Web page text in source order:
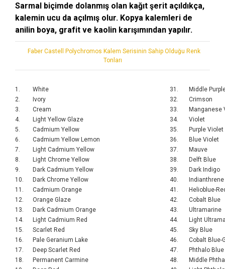
Sarmal biçimde dolanmış olan kağıt şerit açıldıkça,
kalemin ucu da açılmış olur. Kopya kalemleri de
anilin boya, grafit ve kaolin karışımından yapılır.
Faber Castell Polychromos Kalem Serisinin Sahip Olduğu Renk
Tonları
1. White 31.
Middle
2.
Ivory 32.
Crimson
3.
Cream 33.
Manganese
4.
Light Yellow Glaze 34.
Violet
5.
Cadmium Yellow 35.
Purple Violet
6.
Cadmium Yellow Lemon 36.
Blue Violet
7.
Light Cadmium Yellow 37.
Mauve
8.
Light Chrome Yellow 38.
Delft Blue
9.
Dark Cadmium Yellow 39.
Dark Indigo
10.
Dark Chrome Yellow 40.
11.
Cadmium Orange 41.
Helioblue-
12.
Orange Glaze 42.
Cobalt Blue
13.
Dark Cadmium Orange 43.
Ultramarine
14.
Light Cadmium Red 44.
Light
15.
Scarlet Red 45.
Sky Blue
16.
Pale Geranium Lake 46.
Cobalt Blue-
17.
Deep Scarlet Red 47.
Phthalo Blue
18.
Permanent Carmine 48.
Middle